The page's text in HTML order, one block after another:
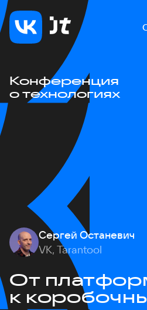
Конференция
о технологиях
Сергей Останевич
VK, Tarantool
От
к